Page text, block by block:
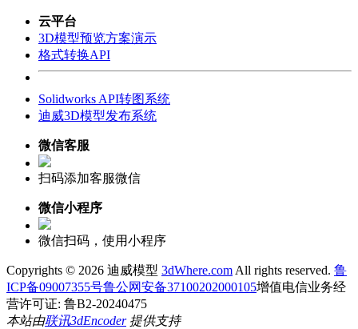
云平台
3D模型预览方案演示
格式转换API
Solidworks API转图系统
迪威3D模型发布系统
微信客服
扫码添加客服微信
微信小程序
微信扫码，使用小程序
Copyrights © 2026 迪威模型 3dWhere.com All rights reserved. 鲁
ICP备09007355号鲁公网安备37100202000105增值电信业务经
营许可证: 鲁B2-20240475
本站由联讯3dEncoder提供支持